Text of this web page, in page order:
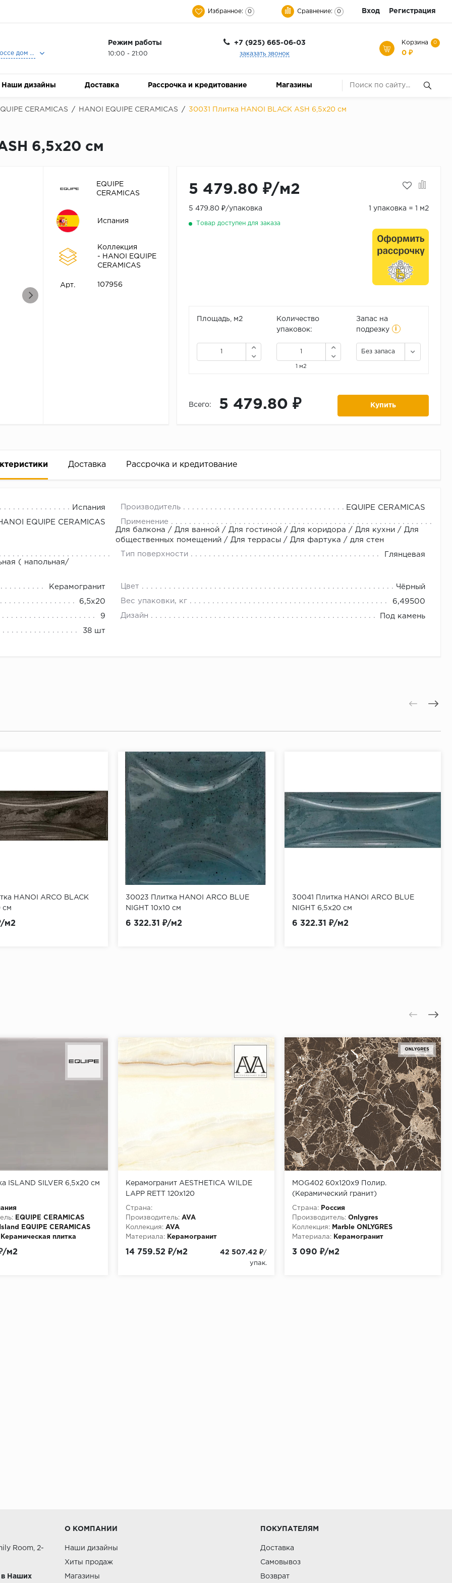
Избранное: 0 Сравнение: 0 Вход Регистрация
Москва, Ленинградское шоссе дом 25, Торговый Центр Family Room, 2-ой этаж, Магазин Керамический Бум.
Режим работы
10:00 - 21:00
+7 (925) 665-06-03
заказать звонок
Корзина 0
0 ₽
Наши дизайны Доставка Рассрочка и кредитование Магазины
CERAMICAS / HANOI EQUIPE CERAMICAS / 30031 Плитка HANOI BLACK ASH 6,5x20 см
6,5x20 см
EQUIPE
CERAMICAS
Испания
Коллекция
- HANOI EQUIPE
CERAMICAS
Арт. 107956
5 479.80 ₽/м2
5 479.80 ₽/упаковка 1 упаковка = 1 м2
Товар доступен для заказа
Площадь, м2
Количество
упаковок:
1 м2
Запас на
подрезку
i
Без запаса
Всего: 5 479.80 ₽ Купить
Доставка Рассрочка и кредитование
Испания Производитель EQUIPE CERAMICAS
EQUIPE CERAMICAS
Применение
Для балкона / Для ванной / Для гостиной / Для коридора / Для кухни / Для
общественных помещений / Для террасы / Для фартука / для стен
( напольная/
Тип поверхности Глянцевая
Керамогранит Цвет Чёрный
6,5x20 Вес упаковки, кг 6,49500
9 Дизайн Под камень
38 шт
деньгами
за 2 минуты прямо в форме заявки на той же странице
на встрече с представителем или по СМС
HANOI ARCO BLACK
см
м2
30023 Плитка HANOI ARCO BLUE
NIGHT 10x10 см
6 322.31 ₽/м2
30041 Плитка HANOI ARCO BLUE
NIGHT 6,5x20 см
6 322.31 ₽/м2
ISLAND SILVER 6,5x20 см
EQUIPE CERAMICAS
Island EQUIPE CERAMICAS
Керамическая плитка
м2
Керамогранит AESTHETICA WILDE
LAPP RETT 120x120
Страна:
Производитель: AVA
Коллекция: AVA
Материала:
Керамогранит
14 759.52 ₽/м2 42 507.42 ₽/
упак.
MOG402 60x120x9 Полир.
(Керамический гранит)
Страна:
Россия
Производитель: Onlygres
Коллекция:
Marble ONLYGRES
Материала:
Керамогранит
http://pixmosaic.ruКерамогранит
3 090 ₽/м2
Room, 2-
в Наших
О КОМПАНИИ
Наши дизайны
Хиты продаж
Магазины
ПОКУПАТЕЛЯМ
Доставка
Самовывоз
Возврат